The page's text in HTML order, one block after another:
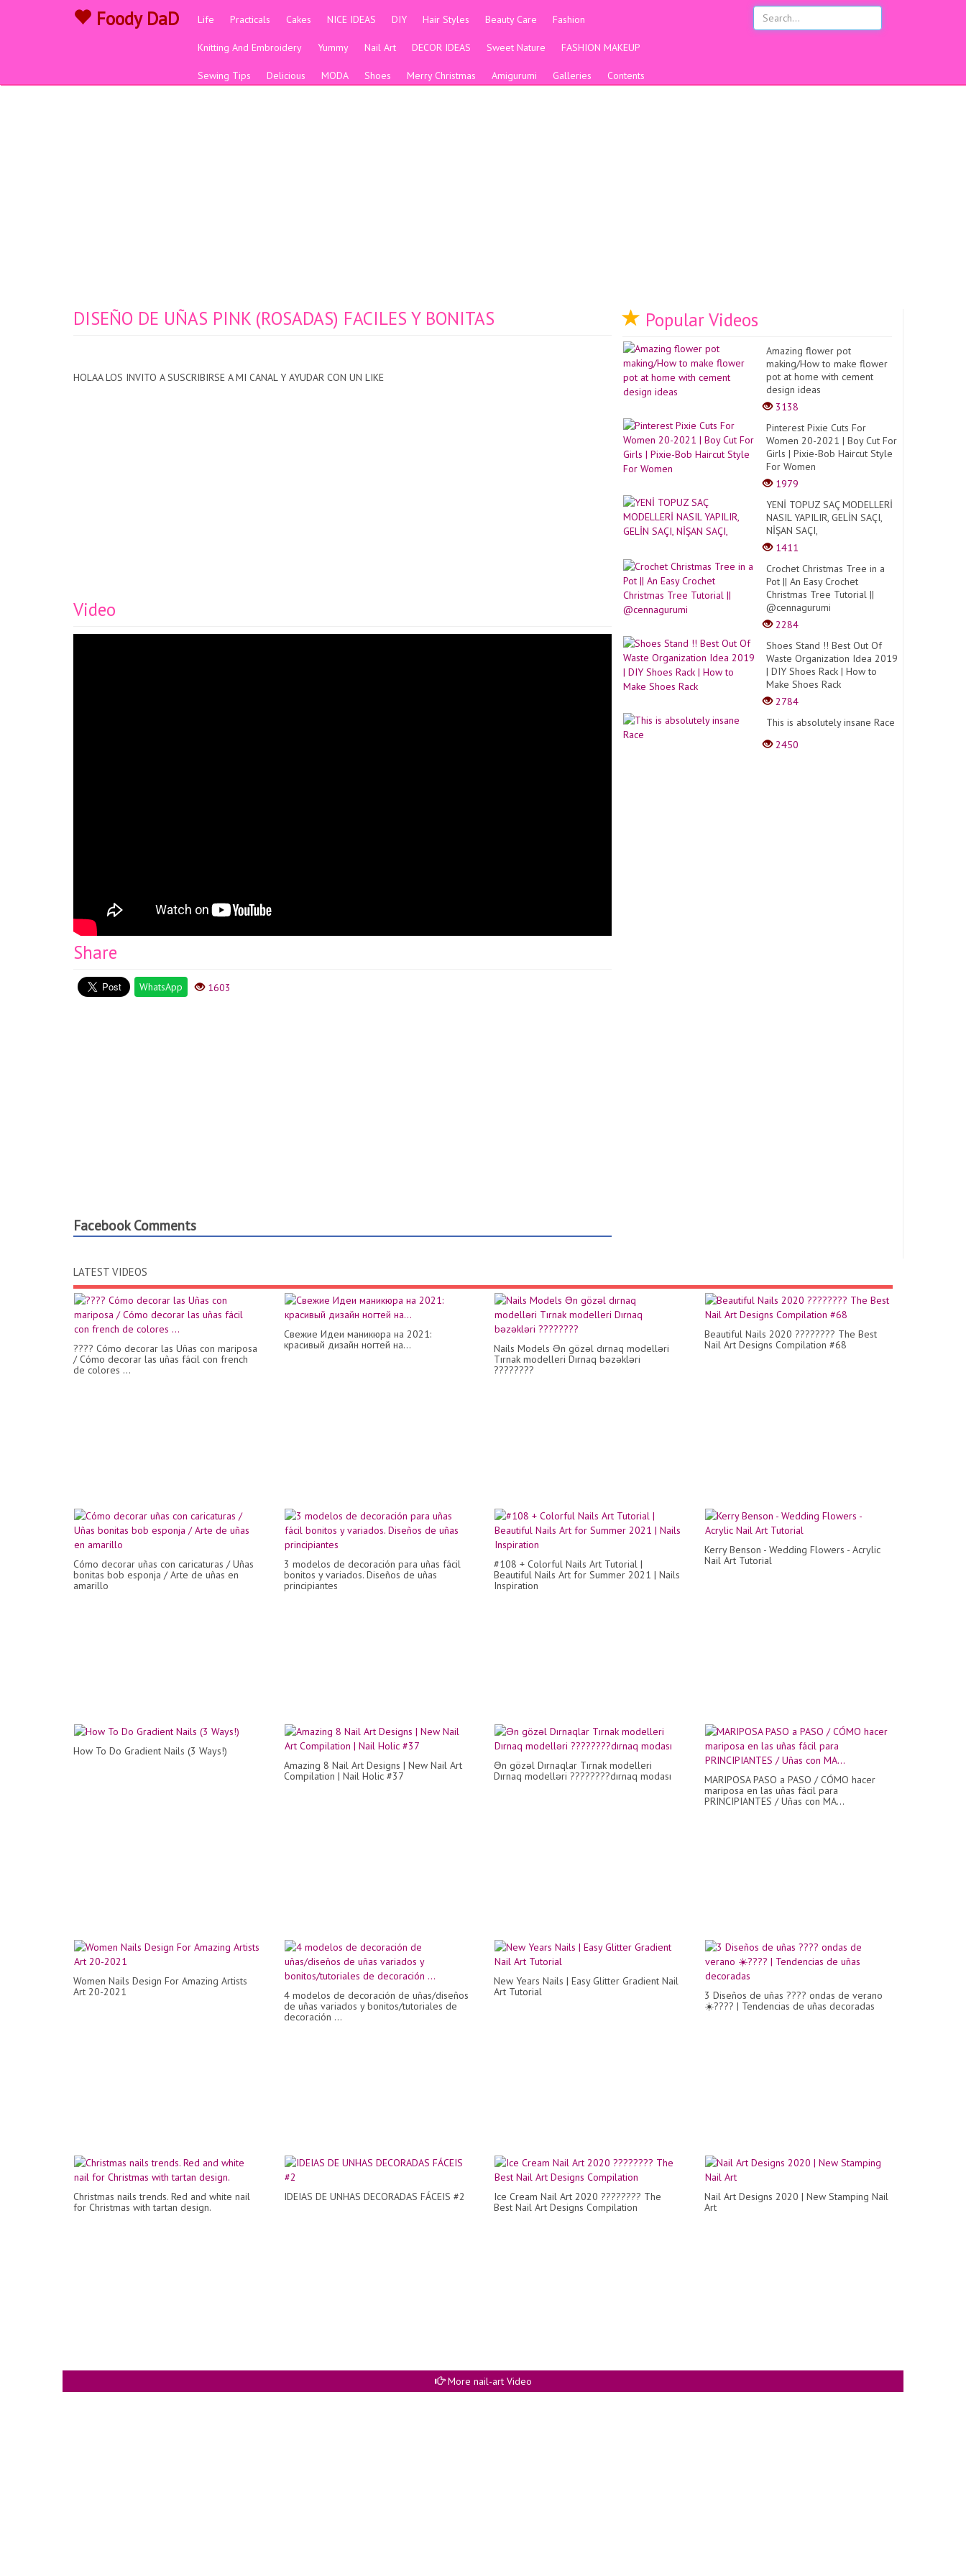
Foody DaD Life Practicals Cakes NICE IDEAS DIY Hair Styles Beauty Care Fashion
Knitting And Embroidery Yummy Nail Art DECOR IDEAS Sweet Nature FASHION MAKEUP
Sewing Tips Delicious MODA Shoes Merry Christmas Amigurumi Galleries Contents
DISEÑO DE UÑAS PINK (ROSADAS) FACILES Y BONITAS
HOLAA LOS INVITO A SUSCRIBIRSE A MI CANAL Y AYUDAR CON UN LIKE
Video
Share
WhatsApp 1603
Facebook Comments
Popular Videos
Amazing flower pot
making/How to make flower
pot at home with cement
design ideas
3138
Pinterest Pixie Cuts For
Women 20-2021 | Boy Cut For
Girls | Pixie-Bob Haircut Style
For Women
1979
YENİ TOPUZ SAÇ MODELLERİ
NASIL YAPILIR, GELİN SAÇI,
NİŞAN SAÇI,
1411
Crochet Christmas Tree in a
Pot || An Easy Crochet
Christmas Tree Tutorial ||
@cennagurumi
2284
Shoes Stand !! Best Out Of
Waste Organization Idea 2019
| DIY Shoes Rack | How to
Make Shoes Rack
2784
This is absolutely insane Race
2450
LATEST VIDEOS
???? Cómo decorar las Uñas con mariposa
/ Cómo decorar las uñas fácil con french
de colores ...
Свежие Идеи маникюра на 2021:
красивый дизайн ногтей на...
Nails Models Ən gözəl dırnaq modelləri
Tırnak modelleri Dırnaq bəzəkləri
????????
Beautiful Nails 2020 ???????? The Best
Nail Art Designs Compilation #68
Cómo decorar uñas con caricaturas / Uñas
bonitas bob esponja / Arte de uñas en
amarillo
3 modelos de decoración para uñas fácil
bonitos y variados. Diseños de uñas
principiantes
#108 + Colorful Nails Art Tutorial |
Beautiful Nails Art for Summer 2021 | Nails
Inspiration
Kerry Benson - Wedding Flowers - Acrylic
Nail Art Tutorial
How To Do Gradient Nails (3 Ways!)
Amazing 8 Nail Art Designs | New Nail Art
Compilation | Nail Holic #37
Ən gözəl Dırnaqlar Tırnak modelleri
Dırnaq modelləri ????????dırnaq modası
MARIPOSA PASO a PASO / CÓMO hacer
mariposa en las uñas fácil para
PRINCIPIANTES / Uñas con MA...
Women Nails Design For Amazing Artists
Art 20-2021
4 modelos de decoración de uñas/diseños
de uñas variados y bonitos/tutoriales de
decoración ...
New Years Nails | Easy Glitter Gradient Nail
Art Tutorial
3 Diseños de uñas ???? ondas de verano
☀️????️ | Tendencias de uñas decoradas
Christmas nails trends. Red and white nail
for Christmas with tartan design.
IDEIAS DE UNHAS DECORADAS FÁCEIS #2
Ice Cream Nail Art 2020 ???????? The
Best Nail Art Designs Compilation
Nail Art Designs 2020 | New Stamping Nail
Art
More nail-art Video